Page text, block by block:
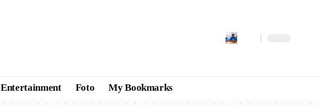
Entertainment Foto My Bookmarks